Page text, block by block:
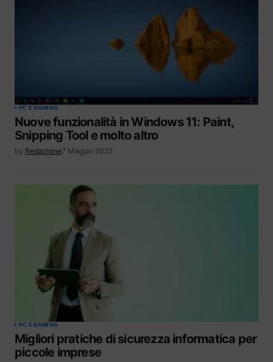
PC E GAMING
Nuove funzionalità in Windows 11: Paint,
Snipping Tool e molto altro
by Redazione7 Maggio 2025
PC E GAMING
Migliori pratiche di sicurezza informatica per
piccole imprese